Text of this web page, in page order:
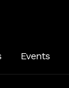
Events